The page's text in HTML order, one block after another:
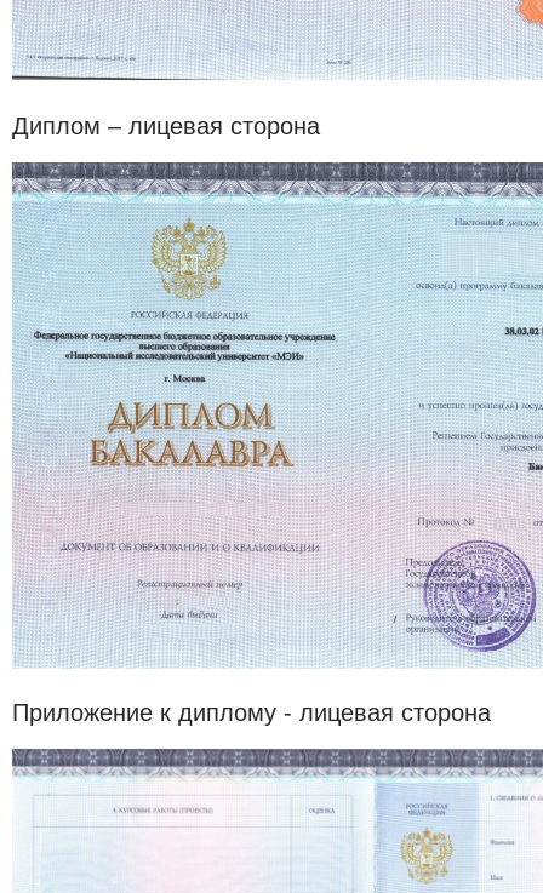
Диплом – лицевая сторона
Приложение к диплому - лицевая сторона